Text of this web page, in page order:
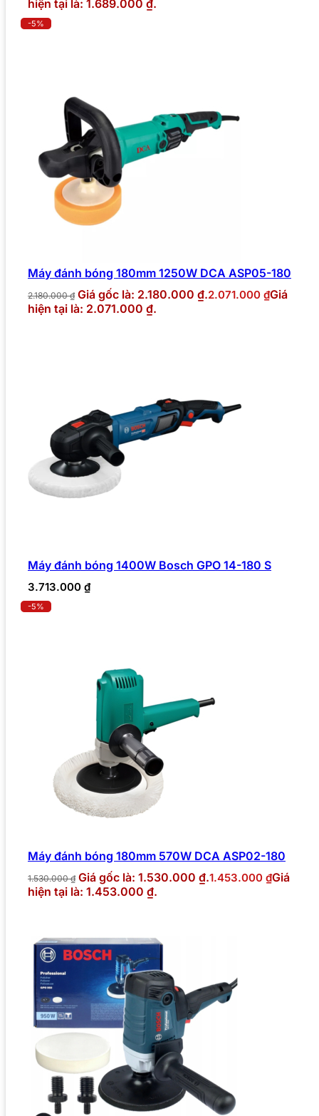
hiện tại là: 1.689.000 ₫.
-5%
Máy đánh bóng 180mm 1250W DCA ASP05-180
2.180.000₫ Giá gốc là: 2.180.000 ₫.2.071.000 ₫Giá
hiện tại là: 2.071.000 ₫.
Máy đánh bóng 1400W Bosch GPO 14-180 S
3.713.000 ₫
-5%
Máy đánh bóng 180mm 570W DCA ASP02-180
1.530.000₫ Giá gốc là: 1.530.000 ₫.1.453.000 ₫Giá
hiện tại là: 1.453.000 ₫.